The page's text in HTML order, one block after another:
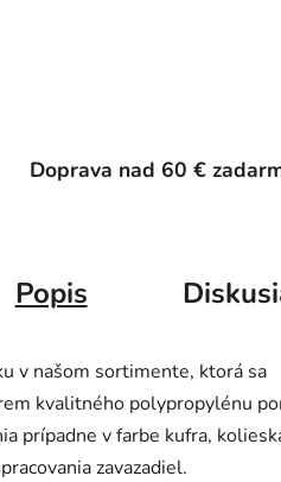
Doprava nad 60 €
Popis
v našom sortimente, ktorá sa
kvalitného polypropylénu
prípadne v farbe kufra,
zavazadiel.